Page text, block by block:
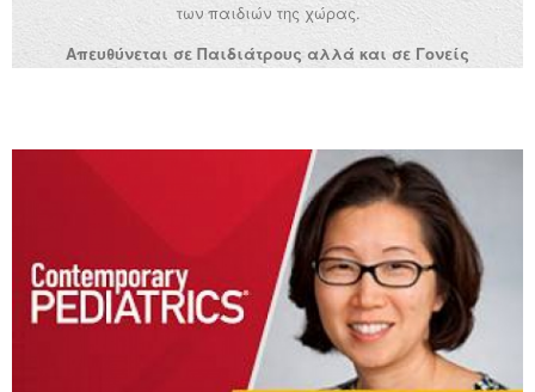
των παιδιών της χώρας.
Απευθύνεται σε Παιδιάτρους αλλά και σε Γονείς